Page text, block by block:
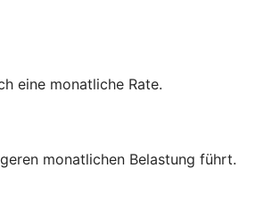
eine monatliche Rate.
monatlichen Belastung führt.